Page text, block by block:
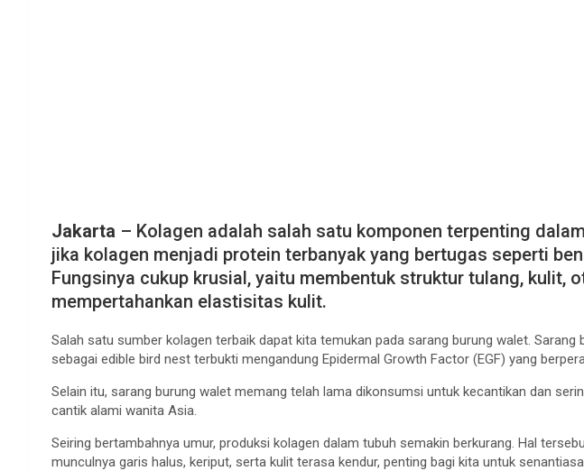
Jakarta – Kolagen adalah salah satu komponen terpenting
jika kolagen menjadi protein terbanyak yang bertugas seperti
Fungsinya cukup krusial, yaitu membentuk struktur tulang, kulit,
mempertahankan elastisitas kulit.
Salah satu sumber kolagen terbaik dapat kita temukan pada sarang burung walet. Sarang
sebagai edible bird nest terbukti mengandung Epidermal Growth Factor (EGF) yang
Selain itu, sarang burung walet memang telah lama dikonsumsi untuk kecantikan dan
cantik alami wanita Asia.
Seiring bertambahnya umur, produksi kolagen dalam tubuh semakin berkurang. Hal
munculnya garis halus, keriput, serta kulit terasa kendur, penting bagi kita untuk